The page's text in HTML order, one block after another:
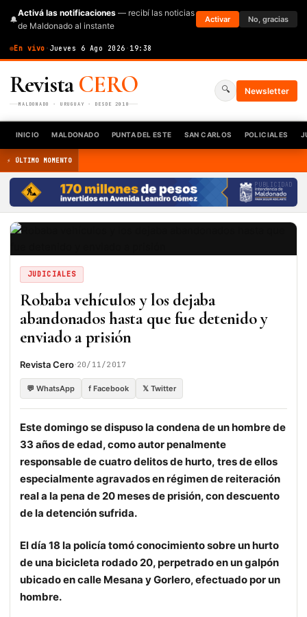
🔔
Activá las notificaciones — recibí las noticias
de Maldonado al instante
Activar No, gracias
En vivo · Jueves 6 Ago 2026 · 19:38
RevistaCERO
MALDONADO · URUGUAY · DESDE 2010
🔍 Newsletter
INICIO MALDONADO PUNTA DEL ESTE SAN CARLOS POLICIALES
⚡ ÚLTIMO MOMENTO
PUBLICIDAD
JUDICIALES
Robaba vehículos y los dejaba
abandonados hasta que fue detenido y
enviado a prisión
Revista Cero·20/11/2017
💬 WhatsApp f Facebook 𝕏 Twitter
Este domingo se dispuso la condena de un hombre de
33 años de edad, como autor penalmente
responsable de cuatro delitos de hurto, tres de ellos
especialmente agravados en régimen de reiteración
real a la pena de 20 meses de prisión, con descuento
de la detención sufrida.
El día 18 la policía tomó conocimiento sobre un hurto
de una bicicleta rodado 20, perpetrado en un galpón
ubicado en calle Mesana y Gorlero, efectuado por un
hombre.